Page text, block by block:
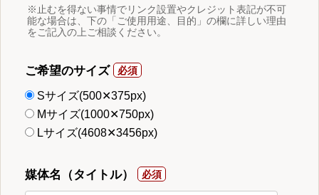
※止むを得ない事情でリンク設置やクレジット表記が不可
能な場合は、下の「ご使用用途、目的」の欄に詳しい理由
をご記入の上ご相談ください。
ご希望のサイズ
Sサイズ(500✕375px)
Mサイズ(1000✕750px)
Lサイズ(4608✕3456px)
媒体名（タイトル）